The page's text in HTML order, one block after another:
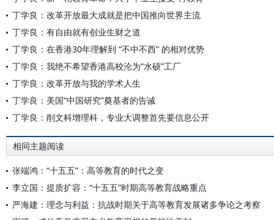
丁学良：改革开放最大成就是把中国推向世界主流
丁学良：有自由就有创业生财之道
丁学良：在香港30年理解到 “不中不西” 的相对优势
丁学良：我绝不希望香港高校沦为“水硕”工厂
丁学良：改革开放与我的学术人生
丁学良：美国“中国研究”奠基者的告诫
丁学良：削文科增理科，专业大调整首先要信息公开
相同主题阅读
张端鸿：“十五五”：高等教育的时代之变
李立国：提质扩容：“十五五”时期高等教育战略重点
严海建：理念与利益：抗战时期关于高等教育发展诸多争论之考察